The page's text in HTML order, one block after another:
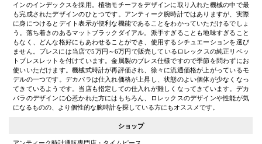
インのインデックスを採用。植物モチーフをデザインに取り入れた機械の中で最
も完成されたデザインのひとつです。アンティーク腕時計ではありますが、実際
に身につけるとデイト表示が便利な機能であることをわかっていただけるでしょ
う。落ち着きのあるマットブラックダイアル。派手すぎることも地味すぎること
もなく、どんな格好にもあわせることができ、使用するシチュエーションを選び
ません。ブレスには当店で5万円～6万円で販売しているロレックスの純正リベッ
トブレスレットを付けています。金属製のブレス仕様ですので季節を問わずにお
使いいただけます。機械式時計が再評価され、徐々に流通価格が上がっているモ
デルの一つです。デカバラは仕入れ価格が上昇し、状態のよい個体が少なくなっ
てきているようです。当店も指定しての仕入れが難しくなってきています。デカ
バラのデザインに心惹かれた方にはもちろん、ロレックスのデザインや性能が気
になるものの、より個性的な腕時計を探している方にもオススメです。
ショップ